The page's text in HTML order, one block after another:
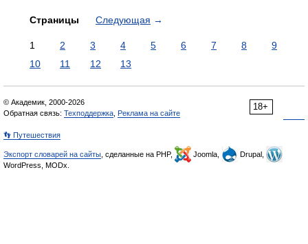
Страницы Следующая →
1 2 3 4 5 6 7 8
9
10
11 12 13
18+
© Академик, 2000-2026
Обратная связь: Техподдержка Реклама на сайте
👣 Путешествия
Экспорт словарей на сайты , сделанные на PHP, Joomla,
Drupal,
WordPress, MODx.